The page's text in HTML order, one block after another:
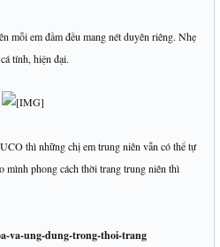
mỗi em đầm đều mang nét duyên riêng. Nhẹ
tính, hiện đại.
thì những chị em trung niên vẫn có thể tự
mình phong cách thời trang trung niên thì
va-ung-dung-trong-thoi-trang